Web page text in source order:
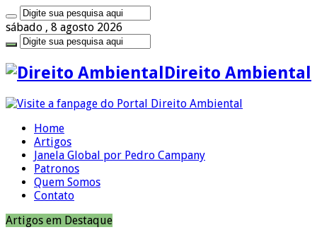
sábado , 8 agosto 2026
Direito Ambiental
Home
Artigos
Janela Global por Pedro Campany
Patronos
Quem Somos
Contato
Artigos em Destaque